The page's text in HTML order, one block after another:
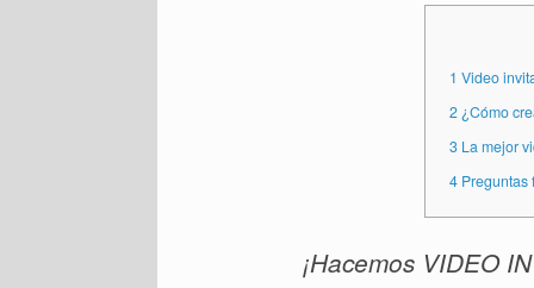
1 Video
2¿Cómo
3La mejor
4Preguntas
¡Hacemos VIDEO